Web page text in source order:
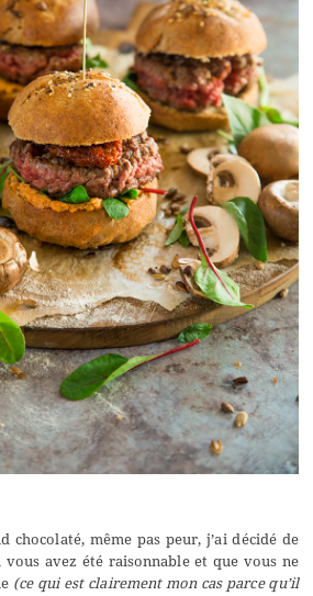
chocolaté, même pas peur, j’ai décidé de
avez été raisonnable et que vous ne
(ce qui est clairement mon cas parce qu’il